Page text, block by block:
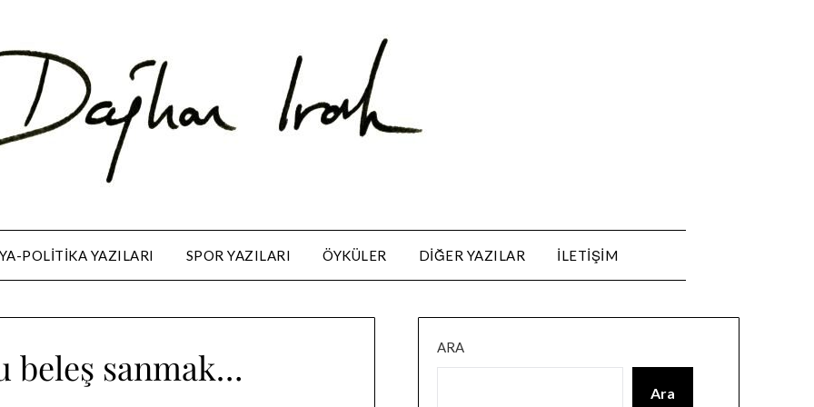
POLITIKA YAZILARI SPOR YAZILARI ÖYKÜLER DIĞER YAZILAR ILETIŞIM
beleş sanmak… ARA
Ara